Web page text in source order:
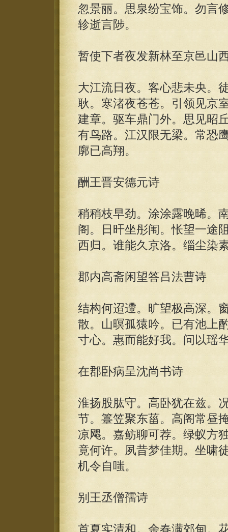
忽景丽。思泉纷宝饰。勿言
轸逝言陟。
暂使下者夜发新林至京邑山
大江流日夜。客心悲未央。
耿。寒渚夜苍苍。引领见京
建章。驱车鼎门外。思见昭
有鸟路。江汉限无梁。常恐
廓已高翔。
酬王晋安德元诗
稍稍枝早劲。涂涂露晚晞。
阁。日旰坐彤闱。怅望一途
西归。谁能久京洛。缁尘染
郡内高斋闲望答吕法曹诗
结构何迢遰。旷望极高深。
散。山暝孤猿吟。已有池上
寸心。惠而能好我。问以瑶
在郡卧病呈沈尚书诗
淮扬股肱守。高卧犹在兹。
节。籉笠聚东菑。高阁常昼
凉飔。嘉鲂聊可荐。绿蚁方
竟何许。夙昔梦佳期。坐啸
机令自嗤。
别王丞僧孺诗
首夏实清和。余春满郊甸。